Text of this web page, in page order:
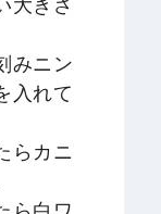
みニン
入れて
らカニ